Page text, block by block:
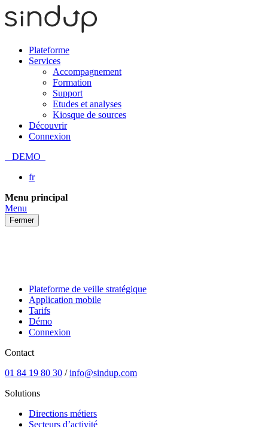
Plateforme
Services
Accompagnement
Formation
Support
Etudes et analyses
Kiosque de sources
Découvrir
Connexion
DEMO
fr
Passer
au
contenu
Menu principal
Menu
Fermer
Plateforme de veille stratégique
Application mobile
Tarifs
Démo
Connexion
Contact
01 84 19 80 30 /info@sindup.com
Solutions
Directions métiers
Secteurs d’activité